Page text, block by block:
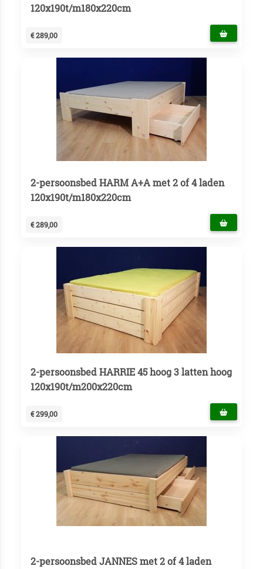
120x190t/m180x220cm
€ 289,00
2-persoonsbed HARM A+A met 2 of 4 laden
120x190t/m180x220cm
€ 289,00
2-persoonsbed HARRIE 45 hoog 3 latten hoog
120x190t/m200x220cm
€ 299,00
2-persoonsbed JANNES met 2 of 4 laden